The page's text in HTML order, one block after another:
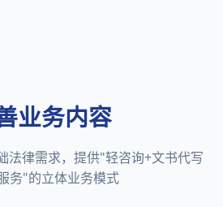
业务内容
法律需求，提供"轻咨询+文书代写
务"的立体业务模式